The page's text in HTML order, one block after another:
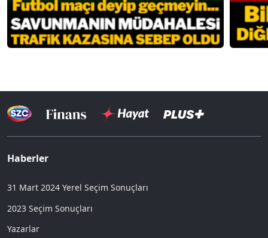
Haberler
31 Mart 2024 Yerel Seçim Sonuçları
2023 Seçim Sonuçları
Yazarlar